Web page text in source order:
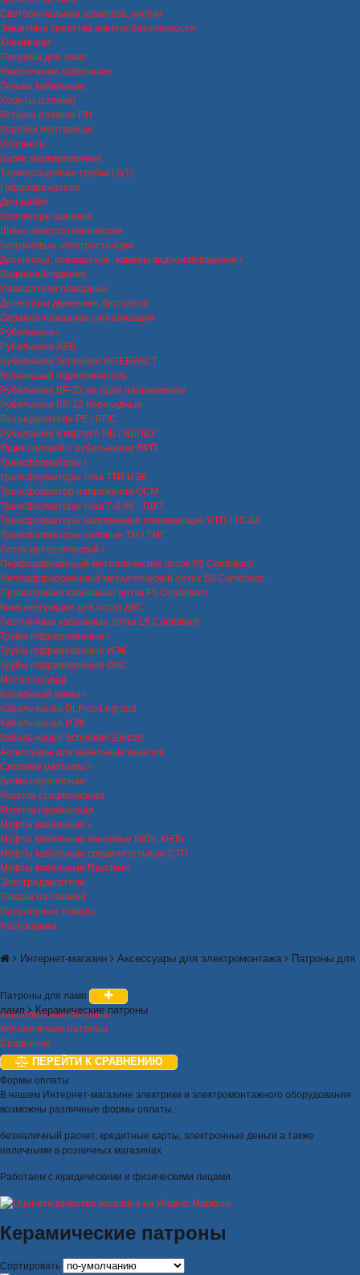
Светосигнальная арматура, кнопки
Защитные средства электробезопасности
Клеммники
Патроны для ламп
Наконечники кабельные
Гильзы кабельные
Хомуты (стяжки)
Вставки плавкие ПН
Коробки монтажные
Изолента
Бирки маркировочные
Термоусадочная трубка (ТуТ)
Гофродержатели
Дин-рейки
Изоляторы шинные
Шины электротехнические
Бензиновые электростанции
Детекторы, извещатели, камеры видеонаблюдения
Видеонаблюдение
Извещатели пожарные
Детекторы движения, фотореле
Охранно-пожарная сигнализация
Рубильники
Рубильники ABB
Рубильники Schneider INTERPACT
Кулачковый переключатель
Рубильники ВР-32 на одно направление
Рубильники ВР-32 перекидные
Разъединители РЕ / РПС
Рубильники в корпусе ЯБ / ЯБПВУ
Ящик силовой с рубильником ЯРП
Трансформаторы
трансформаторы тока ТТИ ИЭК
Трансформатор напряжения ОСМ
Трансформаторы тока Т-0.66 , ТШП
Трансформаторы напряжения понижающие ЯТП / ТСЗИ
Трансформаторы силовые ТМ / ТМГ
Лоток металлический
Перфорированный металлический лоток S5 Combitech
Неперфорированный металлический лоток S5 Combitech
Проволочные кабельные лотки F5 Combitech
Комплектующие для лотка ДКС
Лестничные кабельные лотки L5 Combitech
Трубы гофрированные
Трубы гофрированные ИЭК
Трубы гофрированные DKC
Металлорукав
Кабельный канал
Кабель-канал DLPlus Legrand
Кабель-канал ИЭК
Кабель-канал Schneider Electric
Аксессуары для кабельных каналов
Силовые разъемы
Вилка переносная
Розетка стационарная
Розетка переносная
Муфты кабельные
Муфты кабельные концевые КВТп, КНТп
Муфты кабельные соединительные СТП
Муфты кабельные Raychem
Электродвигатели
Товары на главной
Популярные товары
Распродажа
Интернет-магазин Аксессуары для электромонтажа Патроны для
ламп Керамические патроны
Патроны для ламп
Карболитовые патроны
Керамические патроны
Сравнение
ПЕРЕЙТИ К СРАВНЕНИЮ
Формы оплаты
В нашем Интернет-магазине электрики и электромонтажного оборудования
возможны различные формы оплаты :
безналичный расчет, кредитные карты, электронные деньги а также
наличными в розничных магазинах
Работаем с юридическими и физическими лицами.
Керамические патроны
Сортировать